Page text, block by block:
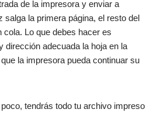
de la impresora y enviar a
salga la primera página, el resto del
Lo que debes hacer es
dirección adecuada la hoja en la
la impresora pueda continuar su
tendrás todo tu archivo impreso